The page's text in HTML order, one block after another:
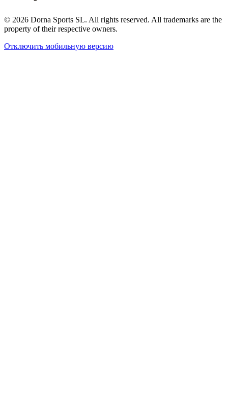
© 2026 Dorna Sports SL. All rights reserved. All trademarks are the
property of their respective owners.
Отключить мобильную версию